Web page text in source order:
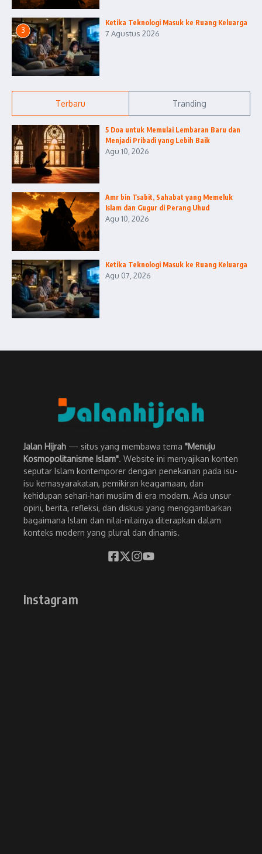
3
Ketika Teknologi Masuk ke Ruang Keluarga
7 Agustus 2026
Terbaru Tranding
5 Doa untuk Memulai Lembaran Baru dan
Menjadi Pribadi yang Lebih Baik
Agu 10, 2026
Amr bin Tsabit, Sahabat yang Memeluk
Islam dan Gugur di Perang Uhud
Agu 10, 2026
Ketika Teknologi Masuk ke Ruang Keluarga
Agu 07, 2026
Jalan Hijrah — situs yang membawa tema "Menuju
Kosmopolitanisme Islam". Website ini menyajikan konten
seputar Islam kontemporer dengan penekanan pada isu-
isu kemasyarakatan, pemikiran keagamaan, dan
kehidupan sehari-hari muslim di era modern. Ada unsur
opini, berita, refleksi, dan diskusi yang menggambarkan
bagaimana Islam dan nilai-nilainya diterapkan dalam
konteks modern yang plural dan dinamis.
Instagram